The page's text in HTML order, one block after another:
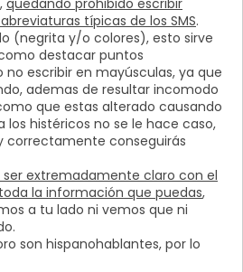
quedando prohibido escribir
típicas de los SMS.
(negrita y/o colores), esto sirve
destacar puntos
escribir en mayúsculas, ya que
ademas de resultar incomodo
que estas alterado causando
histéricos no se le hace caso,
correctamente conseguirás
extremadamente claro con el
la información que puedas,
a tu lado ni vemos que ni
son hispanohablantes, por lo